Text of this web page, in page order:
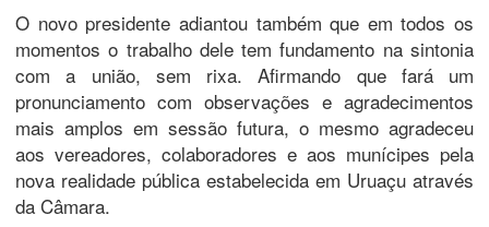
O novo presidente adiantou também que em todos os
momentos o trabalho dele tem fundamento na sintonia
com a união, sem rixa. Afirmando que fará um
pronunciamento com observações e agradecimentos
mais amplos em sessão futura, o mesmo agradeceu
aos vereadores, colaboradores e aos munícipes pela
nova realidade pública estabelecida em Uruaçu através
da Câmara.